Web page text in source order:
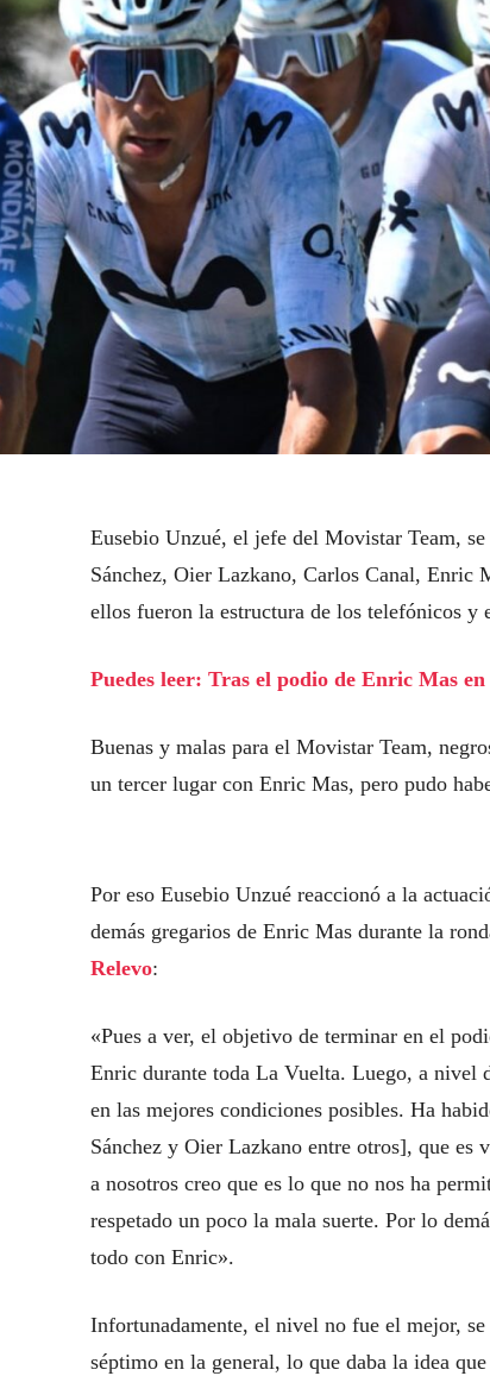
Eusebio Unzué, el jefe del Movistar Team,
Sánchez, Oier Lazkano, Carlos Canal, Enric
ellos fueron la estructura de los telefónicos
Puedes leer: Tras el podio de Enric Mas
Buenas y malas para el Movistar Team,
un tercer lugar con Enric Mas, pero pudo
Por eso Eusebio Unzué reaccionó a la
demás gregarios de Enric Mas durante la
Relevo:
«Pues a ver, el objetivo de terminar en el
Enric durante toda La Vuelta. Luego, a nivel
en las mejores condiciones posibles. Ha
Sánchez y Oier Lazkano entre otros], que es
a nosotros creo que es lo que no nos ha
respetado un poco la mala suerte. Por lo
todo con Enric».
Infortunadamente, el nivel no fue el mejor,
séptimo en la general, lo que daba la idea